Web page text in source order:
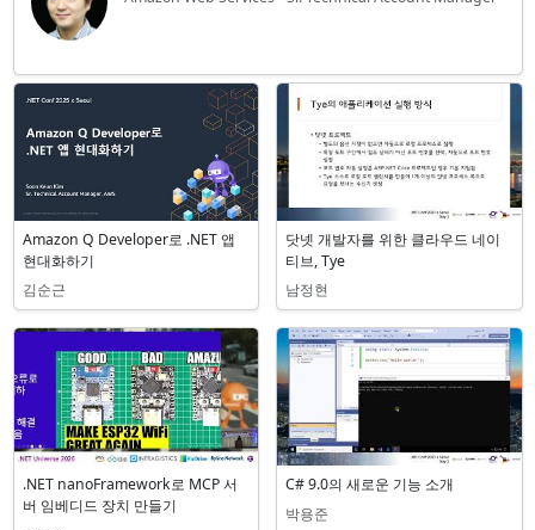
관련 세션
Amazon Q Developer로 .NET 앱
현대화하기
김순근
닷넷 개발자를 위한 클라우드 네이
티브, Tye
남정현
.NET nanoFramework로 MCP 서
버 임베디드 장치 만들기
C# 9.0의 새로운 기능 소개
박용준